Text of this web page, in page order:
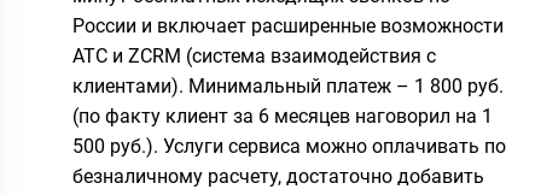
России и включает расширенные возможности
АТС и ZCRM (система взаимодействия с
клиентами). Минимальный платеж – 1 800 руб.
(по факту клиент за 6 месяцев наговорил на 1
500 руб.). Услуги сервиса можно оплачивать по
безналичному расчету, достаточно добавить